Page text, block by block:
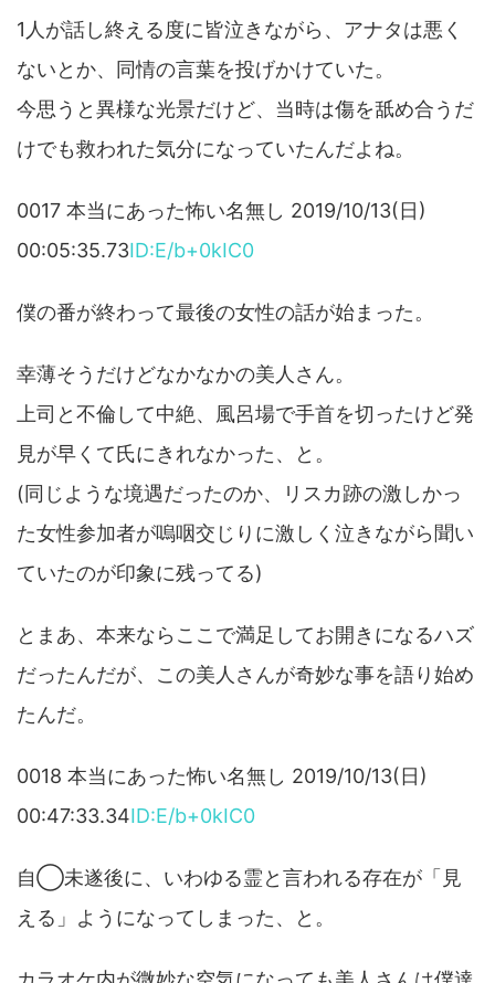
1人が話し終える度に皆泣きながら、アナタは悪く
ないとか、同情の言葉を投げかけていた。
今思うと異様な光景だけど、当時は傷を舐め合うだ
けでも救われた気分になっていたんだよね。
0017 本当にあった怖い名無し 2019/10/13(日)
00:05:35.73ID:E/b+0kIC0
僕の番が終わって最後の女性の話が始まった。
幸薄そうだけどなかなかの美人さん。
上司と不倫して中絶、風呂場で手首を切ったけど発
見が早くて氏にきれなかった、と。
(同じような境遇だったのか、リスカ跡の激しかっ
た女性参加者が嗚咽交じりに激しく泣きながら聞い
ていたのが印象に残ってる)
とまあ、本来ならここで満足してお開きになるハズ
だったんだが、この美人さんが奇妙な事を語り始め
たんだ。
0018 本当にあった怖い名無し 2019/10/13(日)
00:47:33.34ID:E/b+0kIC0
自◯未遂後に、いわゆる霊と言われる存在が「見
える」ようになってしまった、と。